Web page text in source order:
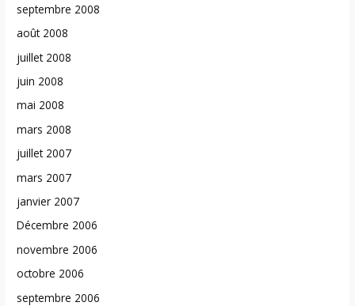
septembre 2008
août 2008
juillet 2008
juin 2008
mai 2008
mars 2008
juillet 2007
mars 2007
janvier 2007
Décembre 2006
novembre 2006
octobre 2006
septembre 2006